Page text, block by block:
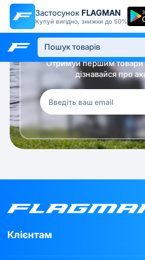
Застосунок FLAGMAN
Купуй вигідно, знижки до 50%
Будь в
Отримуй першим товари
дізнавайся про
Клієнтам